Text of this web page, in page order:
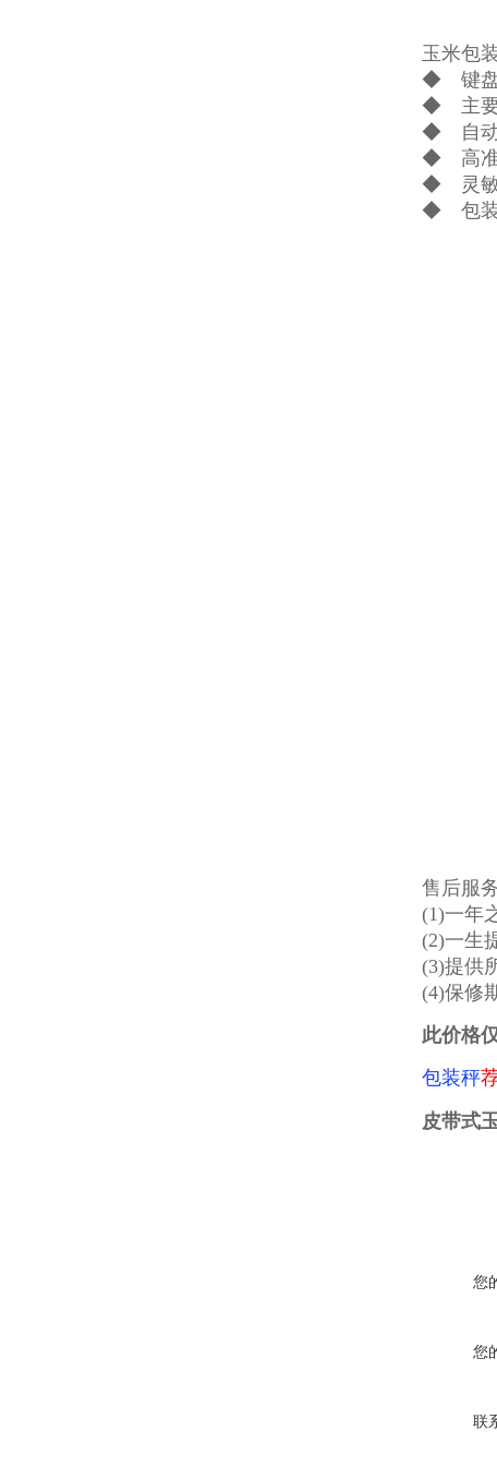
玉米包
◆ 键盘
◆ 主要
◆ 自动
◆ 高准
◆ 灵敏
◆ 包装
售后服
(1)一年
(2)一生
(3)提供
(4)保修
此价格
包装秤
皮带式
您
您
联